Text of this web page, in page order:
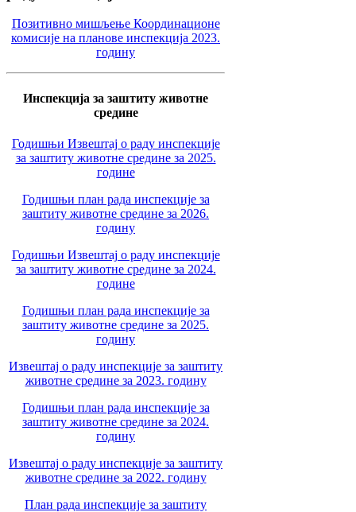
Позитивно мишљење Координационе
комисије на планове инспекција 2023.
годину
Инспекција за заштиту животне
средине
Годишњи Извештај о раду инспекције
за заштиту животне средине за 2025.
године
Годишњи план рада инспекције за
заштиту животне средине за 2026.
годину
Годишњи Извештај о раду инспекције
за заштиту животне средине за 2024.
године
Годишњи план рада инспекције за
заштиту животне средине за 2025.
годину
Извештај о раду инспекције за заштиту
животне средине за 2023. годину
Годишњи план рада инспекције за
заштиту животне средине за 2024.
годину
Извештај о раду инспекције за заштиту
животне средине за 2022. годину
План рада инспекције за заштиту